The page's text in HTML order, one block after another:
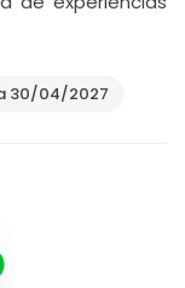
30/04/2027